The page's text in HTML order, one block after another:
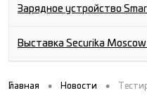
Зарядное устройство
Выставка Securika
Главная • Новости •